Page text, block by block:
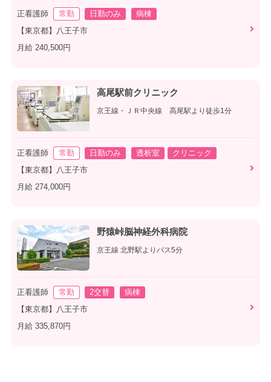
正看護師 常勤 日勤のみ
病棟
【東京都】八王子市
月給 240,500円
高尾駅前クリニック
京王線・ＪＲ中央線 高尾駅より徒歩1分
正看護師 常勤 日勤のみ 透析室
クリニック
【東京都】八王子市
月給 274,000円
野猿峠脳神経外科病院
京王線 北野駅よりバス5分
正看護師 常勤 2交替
病棟
【東京都】八王子市
月給 335,870円